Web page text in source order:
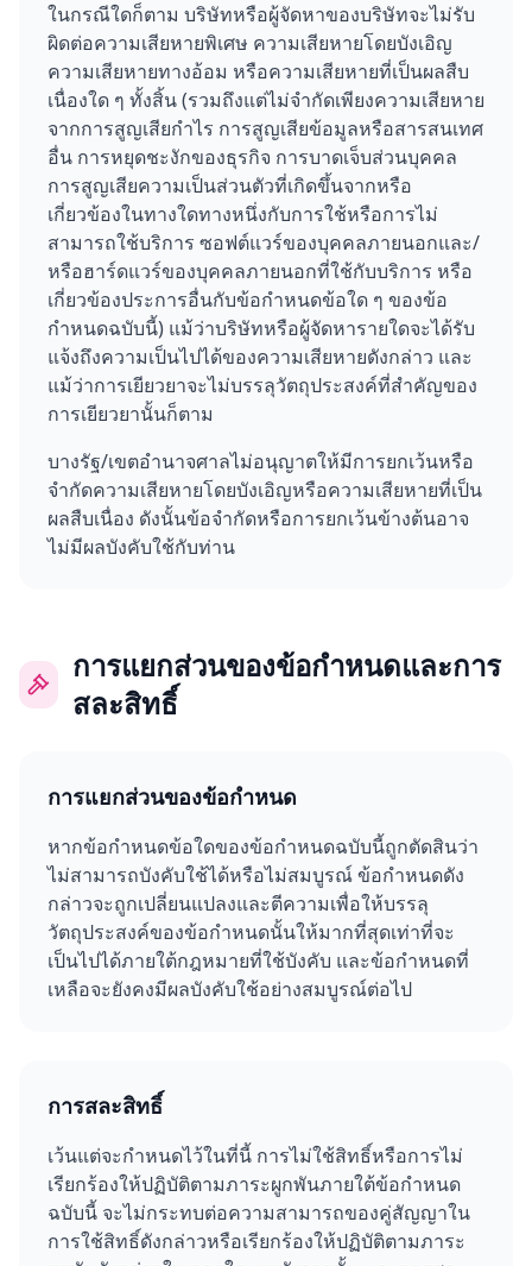
ในกรณีใดก็ตาม บริษัทหรือผู้จัดหาของบริษัทจะไม่รับ
ผิดต่อความเสียหายพิเศษ ความเสียหายโดยบังเอิญ
ความเสียหายทางอ้อม หรือความเสียหายที่เป็นผลสืบ
เนื่องใด ๆ ทั้งสิ้น (รวมถึงแต่ไม่จำกัดเพียงความเสียหาย
จากการสูญเสียกำไร การสูญเสียข้อมูลหรือสารสนเทศ
อื่น การหยุดชะงักของธุรกิจ การบาดเจ็บส่วนบุคคล
การสูญเสียความเป็นส่วนตัวที่เกิดขึ้นจากหรือ
เกี่ยวข้องในทางใดทางหนึ่งกับการใช้หรือการไม่
สามารถใช้บริการ ซอฟต์แวร์ของบุคคลภายนอกและ/
หรือฮาร์ดแวร์ของบุคคลภายนอกที่ใช้กับบริการ หรือ
เกี่ยวข้องประการอื่นกับข้อกำหนดข้อใด ๆ ของข้อ
กำหนดฉบับนี้) แม้ว่าบริษัทหรือผู้จัดหารายใดจะได้รับ
แจ้งถึงความเป็นไปได้ของความเสียหายดังกล่าว และ
แม้ว่าการเยียวยาจะไม่บรรลุวัตถุประสงค์ที่สำคัญของ
การเยียวยานั้นก็ตาม
บางรัฐ/เขตอำนาจศาลไม่อนุญาตให้มีการยกเว้นหรือ
จำกัดความเสียหายโดยบังเอิญหรือความเสียหายที่เป็น
ผลสืบเนื่อง ดังนั้นข้อจำกัดหรือการยกเว้นข้างต้นอาจ
ไม่มีผลบังคับใช้กับท่าน
การแยกส่วนของข้อกำหนดและการ
สละสิทธิ์
การแยกส่วนของข้อกำหนด
หากข้อกำหนดข้อใดของข้อกำหนดฉบับนี้ถูกตัดสินว่า
ไม่สามารถบังคับใช้ได้หรือไม่สมบูรณ์ ข้อกำหนดดัง
กล่าวจะถูกเปลี่ยนแปลงและตีความเพื่อให้บรรลุ
วัตถุประสงค์ของข้อกำหนดนั้นให้มากที่สุดเท่าที่จะ
เป็นไปได้ภายใต้กฎหมายที่ใช้บังคับ และข้อกำหนดที่
เหลือจะยังคงมีผลบังคับใช้อย่างสมบูรณ์ต่อไป
การสละสิทธิ์
เว้นแต่จะกำหนดไว้ในที่นี้ การไม่ใช้สิทธิ์หรือการไม่
เรียกร้องให้ปฏิบัติตามภาระผูกพันภายใต้ข้อกำหนด
ฉบับนี้ จะไม่กระทบต่อความสามารถของคู่สัญญาใน
การใช้สิทธิ์ดังกล่าวหรือเรียกร้องให้ปฏิบัติตามภาระ